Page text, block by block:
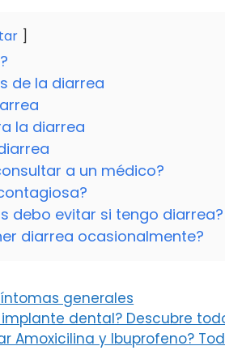
de la diarrea
la diarrea
a un médico?
debo evitar si tengo diarrea?
diarrea ocasionalmente?
generales
dental? Descubre
Amoxicilina y Ibuprofeno?